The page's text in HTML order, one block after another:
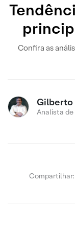
Confira as
Analista de
Compartilhar: